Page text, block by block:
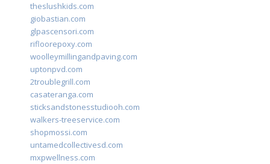
theslushkids.com
giobastian.com
glpascensori.com
rifloorepoxy.com
woolleymillingandpaving.com
uptonpvd.com
2troublegrill.com
casateranga.com
sticksandstonesstudiooh.com
walkers-treeservice.com
shopmossi.com
untamedcollectivesd.com
mxpwellness.com